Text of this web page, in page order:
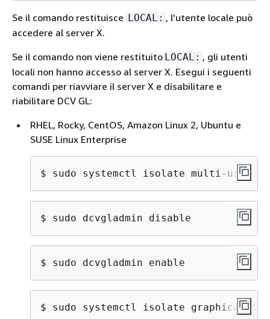
Se il comando restituisce LOCAL: , l'utente locale può
accedere al server X.
Se il comando non viene restituito LOCAL: , gli utenti
locali non hanno accesso al server X. Esegui i seguenti
comandi per riavviare il server X e disabilitare e
riabilitare DCV GL:
RHEL, Rocky, CentOS, Amazon Linux 2, Ubuntu e
SUSE Linux Enterprise
$ sudo systemctl isolate multi-
$ sudo dcvgladmin disable
$ sudo dcvgladmin enable
$ sudo systemctl isolate